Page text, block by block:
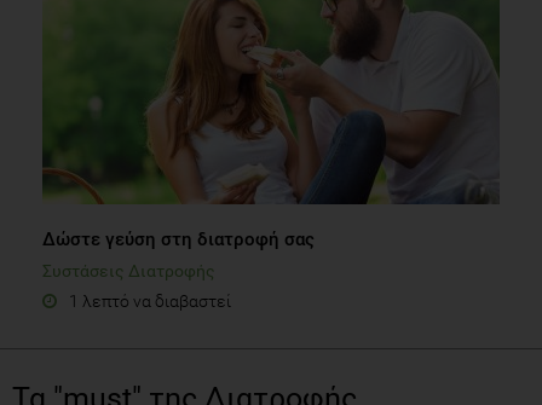
Δώστε γεύση στη διατροφή σας
Συστάσεις Διατροφής
1 λεπτό να διαβαστεί